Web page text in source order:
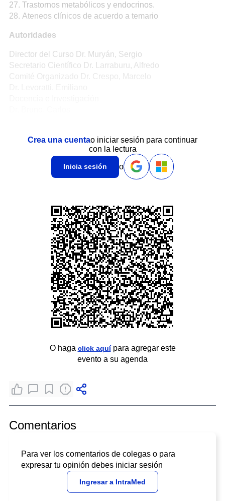
27. Trastornos metabólicos y endocrinos.
28. Ateneos clínicos de acuerdo a temario
Autoridades
Director del Curso Dr. Muryán, Sergio
Secretario Científico Dr. Larraburu, Alfredo
Comité Organizado Dr. Crespo, Marcelo
Crea una cuentao iniciar sesión para continuar
con la lectura
Inicia sesión o
O haga click aquípara agregar este
evento a su agenda
Comentarios
Para ver los comentarios de colegas o para
expresar tu opinión debes iniciar sesión
Ingresar a IntraMed